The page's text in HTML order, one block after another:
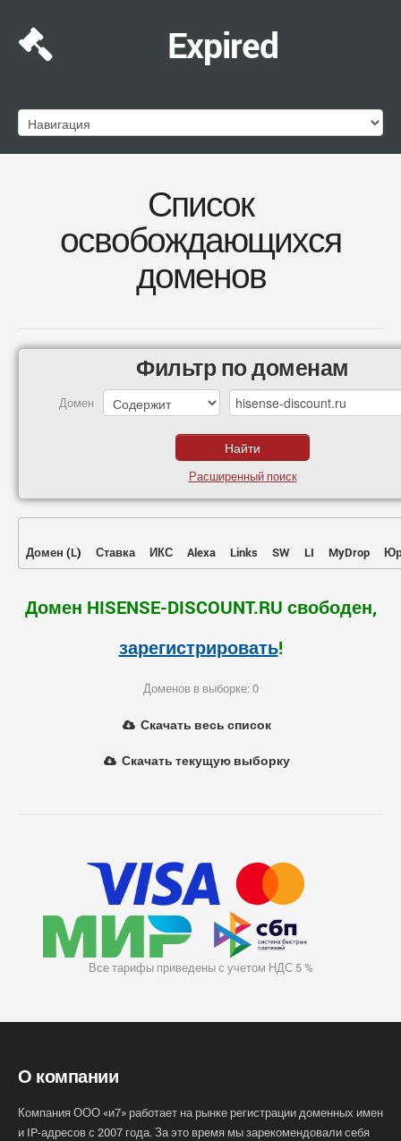
Expired
Список
освобождающихся
доменов
Фильтр по доменам
Домен
Расширенный поиск
Домен (L) Ставка ИКС Alexa Links SW LI MyDrop
Домен HISENSE-DISCOUNT.RU свободен,
зарегистрировать!
Доменов в выборке: 0
Скачать весь список
Скачать текущую выборку
Все тарифы приведены с учетом НДС 5 %
О компании
Компания ООО «и7» работает на рынке регистрации доменных имен
и IP-адресов с 2007 года. За это время мы зарекомендовали себя